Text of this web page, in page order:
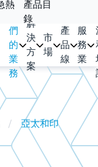
熱
產品目
錄
們
的
業
務
解
決
方
案
市
場
產
品
線
服
務
業
/
亞太和印